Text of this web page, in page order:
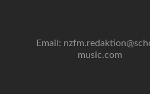
Email:
music.com